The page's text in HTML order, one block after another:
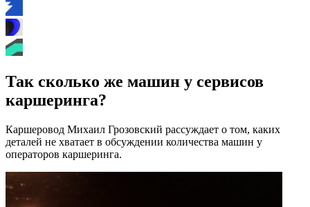
Так сколько же машин у сервисов
каршеринга?
Каршеровод Михаил Грозовский рассуждает о том, каких
деталей не хватает в обсуждении количества машин у
операторов каршеринга.